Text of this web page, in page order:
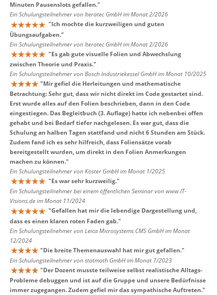
Minuten Pausenslots gefallen."
Ein Schulungsteilnehmer von Iteratec GmbH im Monat 2/2026
"Ich mochte die kurzweiligen und guten
Übungsaufgaben."
Ein Schulungsteilnehmer von Iteratec GmbH im Monat 2/2026
"Es gab gute visuelle Folien und Abwechslung
zwischen Theorie und Praxis."
Ein Schulungsteilnehmer von Bosch Industriekessel GmbH im Monat 10/2025
"Mir gefiel die Herleitungen und mathematische
Betrachtung: Sehr gut, dass wir nicht direkt im Code gestartet sind.
Erst wurde alles auf den Folien beschrieben, dann in den Code
eingestiegen. Das Begleitbuch (3. Auflage) hatte ich nebenbei offen
gehabt und bei Bedarf tiefer nachgelesen. Es war gut, dass die
Schulung an halben Tagen stattfand und nicht 6 Stunden am Stück.
Zudem fand ich es sehr hilfreich, dass Foliensätze vorab
bereitgestellt wurden, um direkt in den Folien Anmerkungen
machen zu können."
Ein Schulungsteilnehmer von Köster GmbH im Monat 1/2025
"Es war sehr kurzweilig."
Ein Schulungsteilnehmer bei einem öffentlichen Seminar von www.IT-
Visions.de im Monat 11/2024
"Gefallen hat mir die lebendige Dargestellung und,
dass es einen klaren roten Faden gab."
Ein Schulungsteilnehmer von Leica Microsystems CMS GmbH im Monat
12/2024
"Die breite Themenauswahl hat mir gut gefallen."
Ein Schulungsteilnehmer von statmath GmbH im Monat 7/2023
"Der Dozent musste teilweise selbst realistische Alltags-
Probleme debuggen und ist auf die Gruppe und unsere Bedürfnisse
immer zugegangen. Zudem gefiel mir das sympathische Auftreten."